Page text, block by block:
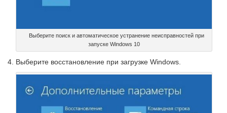
Выберите поиск и автоматическое устранение неисправностей при
запуске Windows 10
Выберите восстановление при загрузке Windows.